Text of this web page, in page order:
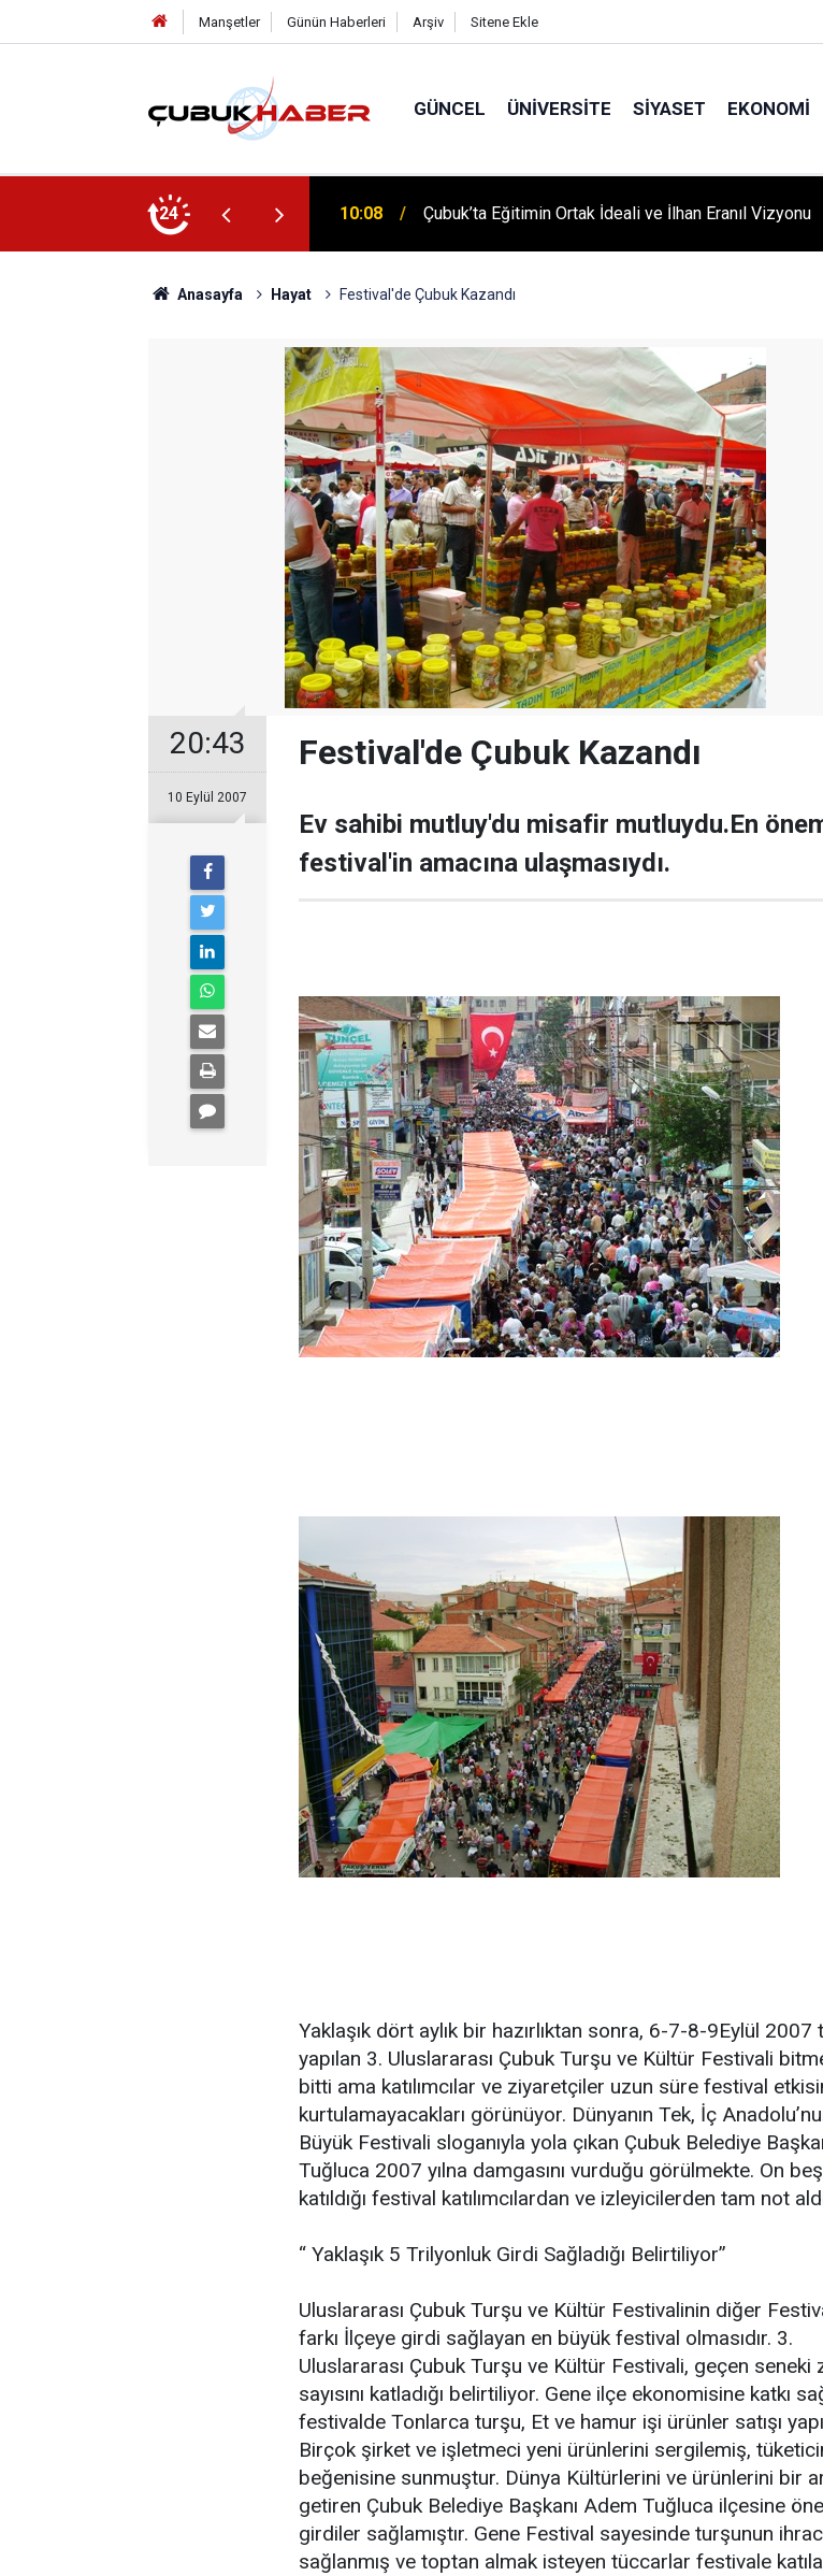
Manşetler Günün Haberleri Arşiv Sitene Ekle
GÜNCEL ÜNIVERSITE SIYASET EKONOMI
24
Eranıl Vizyonu 12:06 ÇUBUK’TA ‘YAZA MERHABA’ COŞKUSU: Kursiyerler
Anasayfa Hayat Festival'de Çubuk Kazandı
20:43
10 Eylül 2007
Festival'de Çubuk Kazandı
Ev sahibi mutluy'du misafir mutluydu.En
festival'in amacına ulaşmasıydı.
Yaklaşık dört aylık bir hazırlıktan sonra, 6-7-8-9Eylül 2007
yapılan 3. Uluslararası Çubuk Turşu ve Kültür Festivali
bitti ama katılımcılar ve ziyaretçiler uzun süre festival
kurtulamayacakları görünüyor. Dünyanın Tek, İç
Büyük Festivali sloganıyla yola çıkan Çubuk Belediye
Tuğluca 2007 yılna damgasını vurduğu görülmekte. On
katıldığı festival katılımcılardan ve izleyicilerden tam not
“ Yaklaşık 5 Trilyonluk Girdi Sağladığı Belirtiliyor”
Uluslararası Çubuk Turşu ve Kültür Festivalinin diğer
farkı İlçeye girdi sağlayan en büyük festival olmasıdır. 3.
Uluslararası Çubuk Turşu ve Kültür Festivali, geçen seneki
sayısını katladığı belirtiliyor. Gene ilçe ekonomisine katkı
festivalde Tonlarca turşu, Et ve hamur işi ürünler satışı
Birçok şirket ve işletmeci yeni ürünlerini sergilemiş,
beğenisine sunmuştur. Dünya Kültürlerini ve ürünlerini bir
getiren Çubuk Belediye Başkanı Adem Tuğluca ilçesine
girdiler sağlamıştır. Gene Festival sayesinde turşunun
sağlanmış ve toptan almak isteyen tüccarlar festivale